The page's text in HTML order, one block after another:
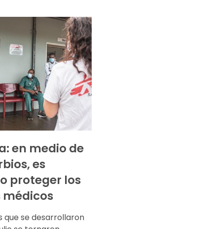
en medio de
es
proteger los
médicos
que se desarrollaron